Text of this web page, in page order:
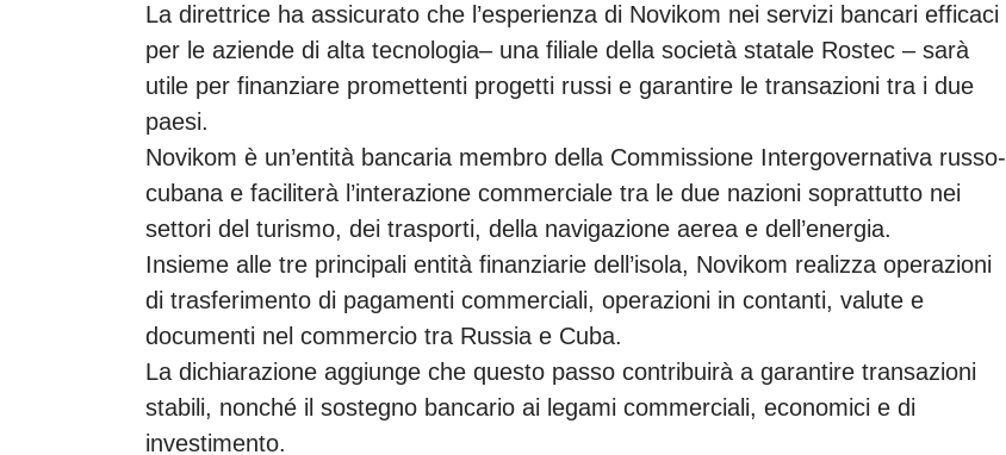
La direttrice ha assicurato che l’esperienza di Novikom nei servizi bancari efficaci
per le aziende di alta tecnologia– una filiale della società statale Rostec – sarà
utile per finanziare promettenti progetti russi e garantire le transazioni tra i due
paesi.
Novikom è un’entità bancaria membro della Commissione Intergovernativa russo-
cubana e faciliterà l’interazione commerciale tra le due nazioni soprattutto nei
settori del turismo, dei trasporti, della navigazione aerea e dell’energia.
Insieme alle tre principali entità finanziarie dell’isola, Novikom realizza operazioni
di trasferimento di pagamenti commerciali, operazioni in contanti, valute e
documenti nel commercio tra Russia e Cuba.
La dichiarazione aggiunge che questo passo contribuirà a garantire transazioni
stabili, nonché il sostegno bancario ai legami commerciali, economici e di
investimento.